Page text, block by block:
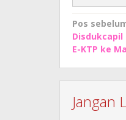
pos
Pos
Disdukcapil
E-KTP ke
Jangan